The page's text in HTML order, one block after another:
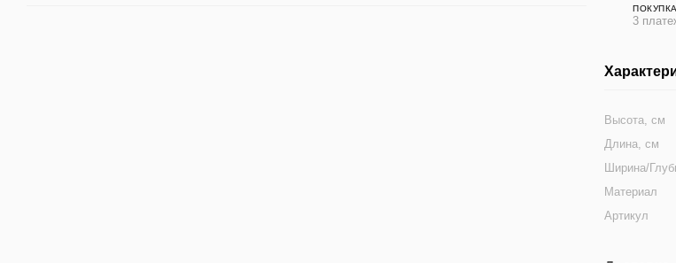
3
Высота, см
Длина, см
Ширина/
Материал
Артикул